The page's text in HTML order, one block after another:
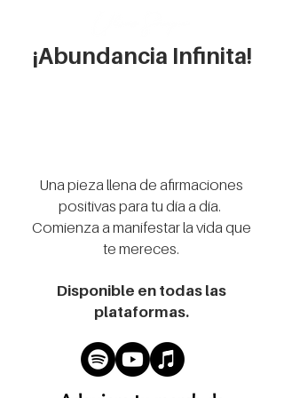
¡Abundancia Infinita!
Una pieza llena de afirmaciones
positivas para tu día a día.
Comienza a manifestar la vida que
te mereces.
Disponible en todas las
plataformas.